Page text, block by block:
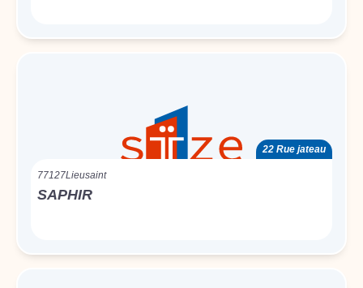
22 Rue jateau
77127Lieusaint
SAPHIR